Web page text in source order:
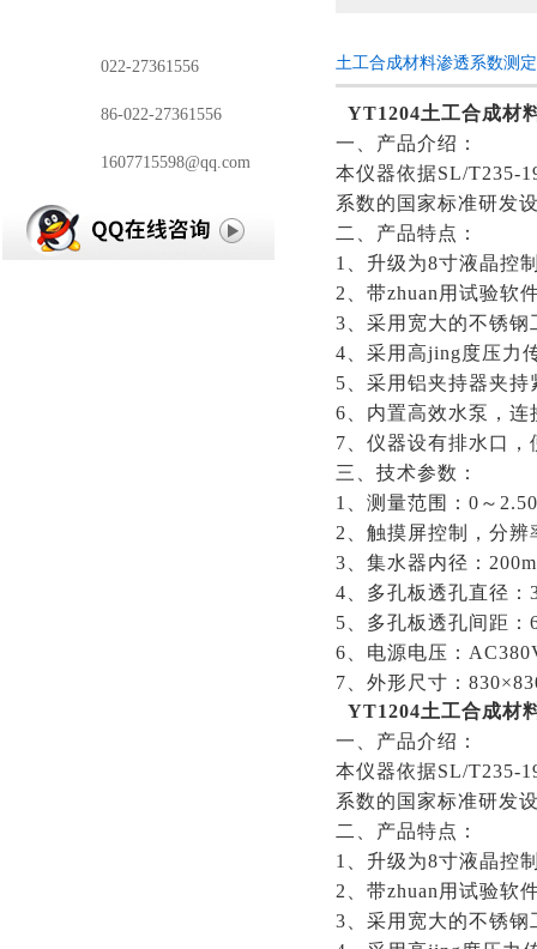
022-27361556
86-022-27361556
1607715598@qq.com
土工合成材料渗透系数测
YT1204土工合成材
一、产品介绍：
本仪器依据SL/T235-
系数的国家标准研发
二、产品特点：
1、升级为8寸液晶控
2、带zhuan用试验软
3、采用宽大的不锈
4、采用高jing度压力
5、采用铝夹持器夹
6、内置高效水泵，
7、仪器设有排水口
三、技术参数：
1、测量范围：0～
2、触摸屏控制，分辨
3、集水器内径：
4、多孔板透孔直径：
5、多孔板透孔间距：
6、电源电压：
7、外形尺寸：
YT1204土工合成材
一、产品介绍：
本仪器依据SL/T235-
系数的国家标准研发
二、产品特点：
1、升级为8寸液晶控
2、带zhuan用试验软
3、采用宽大的不锈